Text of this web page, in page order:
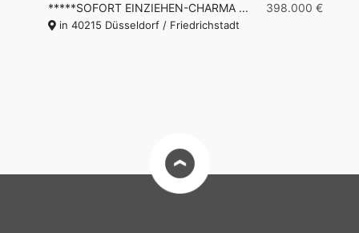
*****SOFORT EINZIEHEN-CHARMA ... 398.000 €
in 40215 Düsseldorf / Friedrichstadt